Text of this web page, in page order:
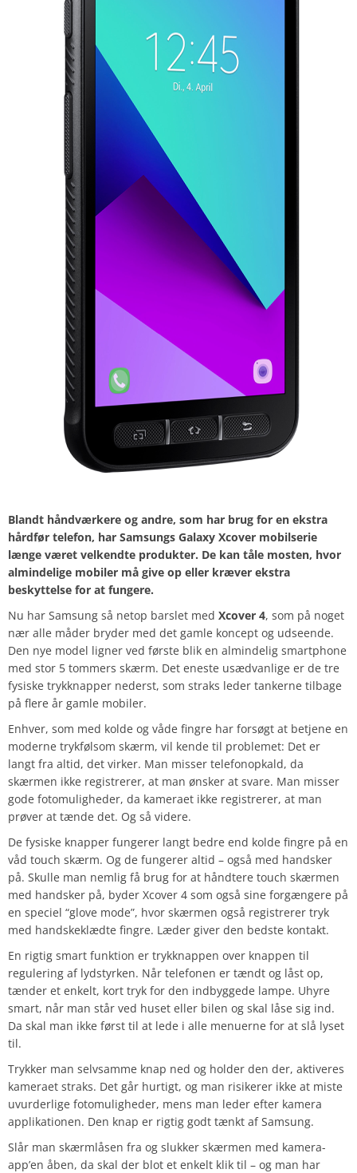
Blandt håndværkere og andre, som har brug for en ekstra
hårdfør telefon, har Samsungs Galaxy Xcover mobilserie
længe været velkendte produkter. De kan tåle mosten, hvor
almindelige mobiler må give op eller kræver ekstra
beskyttelse for at fungere.
Nu har Samsung så netop barslet med Xcover 4, som på noget
nær alle måder bryder med det gamle koncept og udseende.
Den nye model ligner ved første blik en almindelig smartphone
med stor 5 tommers skærm. Det eneste usædvanlige er de tre
fysiske trykknapper nederst, som straks leder tankerne tilbage
på flere år gamle mobiler.
Enhver, som med kolde og våde fingre har forsøgt at betjene en
moderne trykfølsom skærm, vil kende til problemet: Det er
langt fra altid, det virker. Man misser telefonopkald, da
skærmen ikke registrerer, at man ønsker at svare. Man misser
gode fotomuligheder, da kameraet ikke registrerer, at man
prøver at tænde det. Og så videre.
De fysiske knapper fungerer langt bedre end kolde fingre på en
våd touch skærm. Og de fungerer altid – også med handsker
på. Skulle man nemlig få brug for at håndtere touch skærmen
med handsker på, byder Xcover 4 som også sine forgængere på
en speciel “glove mode”, hvor skærmen også registrerer tryk
med handskeklædte fingre. Læder giver den bedste kontakt.
En rigtig smart funktion er trykknappen over knappen til
regulering af lydstyrken. Når telefonen er tændt og låst op,
tænder et enkelt, kort tryk for den indbyggede lampe. Uhyre
smart, når man står ved huset eller bilen og skal låse sig ind.
Da skal man ikke først til at lede i alle menuerne for at slå lyset
til.
Trykker man selvsamme knap ned og holder den der, aktiveres
kameraet straks. Det går hurtigt, og man risikerer ikke at miste
uvurderlige fotomuligheder, mens man leder efter kamera
applikationen. Den knap er rigtig godt tænkt af Samsung.
Slår man skærmlåsen fra og slukker skærmen med kamera-
app’en åben, da skal der blot et enkelt klik til – og man har